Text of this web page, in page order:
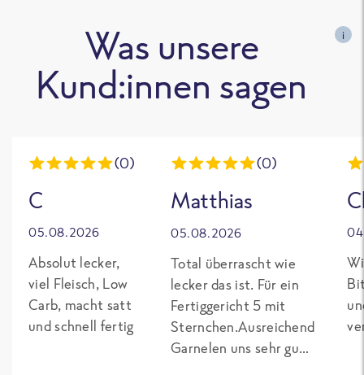
Was unsere
Kund:innen sagen
i
(0)
C
05.08.2026
Absolut lecker,
viel Fleisch, Low
Carb, macht satt
und schnell fertig
(0)
Matthias
05.08.2026
Total überrascht wie
lecker das ist. Für ein
Fertiggericht 5 mit
Sternchen.Ausreichend
Garnelen uns sehr gut